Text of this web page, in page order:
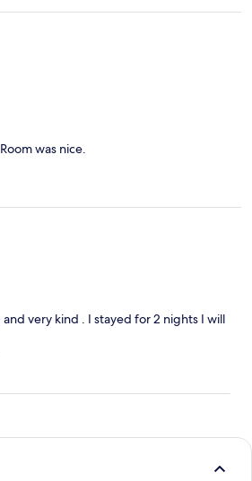
was nice.
and very kind . I stayed for 2 nights I will